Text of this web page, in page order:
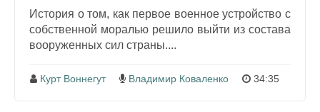
История о том, как первое военное устройство с
собственной моралью решило выйти из состава
вооруженных сил страны....
Курт Воннегут Владимир Коваленко 34:35